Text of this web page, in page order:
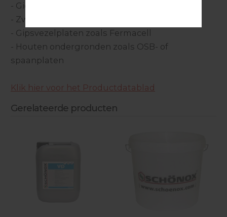
- Gietasfaltvloeren
- Zwenkwielgeschikt vanaf 1 mm
- Gipsvezelplaten zoals Fermacell
- Houten ondergronden zoals OSB- of
spaanplaten
Klik hier voor het Productdatablad
Gerelateerde producten